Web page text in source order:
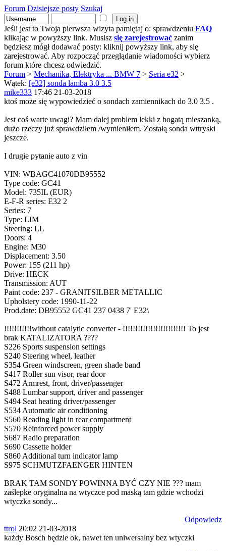
Forum Dzisiejsze posty Szukaj
Jeśli jest to Twoja pierwsza wizyta pamiętaj o: sprawdzeniu FAQ
klikając w powyższy link. Musisz się zarejestrować zanim
będziesz mógł dodawać posty: kliknij powyższy link, aby się
zarejestrować. Aby rozpocząć przeglądanie wiadomości wybierz
forum które chcesz odwiedzić.
Forum > Mechanika, Elektryka ... BMW 7 > Seria e32 >
Wątek: [e32] sonda lamba 3.0 3.5
mike333 17:46 21-03-2018
ktoś może się wypowiedzieć o sondach zamiennikach do 3.0 3.5 .
Jest coś warte uwagi? Mam dalej problem lekki z bogatą mieszanką,
dużo rzeczy już sprawdziłem /wymieniłem. Zostałą sonda wttryski
jeszcze.
I drugie pytanie auto z vin
VIN: WBAGC41070DB95552
Type code: GC41
Model: 735IL (EUR)
E-F-R series: E32 2
Series: 7
Type: LIM
Steering: LL
Doors: 4
Engine: M30
Displacement: 3.50
Power: 155 (211 hp)
Drive: HECK
Transmission: AUT
Paint code: 237 - GRANITSILBER METALLIC
Upholstery code: 1990-11-22
Prod.date: DB95552 GC41 237 0438 7' E32\
!!!!!!!!!!!without catalytic converter - !!!!!!!!!!!!!!!!!!!!!!!!! To jest
brak KATALIZATORA ????
S226 Sports suspension settings
S240 Steering wheel, leather
S354 Green windscreen, green shade band
S417 Roller sun visor, rear door
S472 Armrest, front, driver/passenger
S488 Lumbar support, driver and passenger
S494 Seat heating driver/passenger
S534 Automatic air conditioning
S560 Reading light in rear compartment
S570 Reinforced power supply
S687 Radio preparation
S690 Cassette holder
S860 Additional turn indicator lamp
S975 SCHMUTZFAENGER HINTEN
BRAK TAM SONDY POWINNA BYĆ CZY NIE ??? mam
zaślepke oryginalna na wtyczce pod maską tam gdzie wchodzi
wtyczka sondy...
Odpowiedz
ttrol 20:02 21-03-2018
każdy Bosch będzie ok, nawet ten uniwersalny bez wtyczki